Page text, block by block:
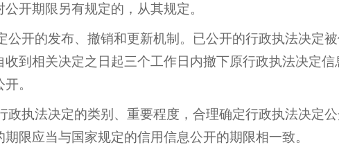
开期限另有规定的，从其规定。
公开的发布、撤销和更新机制。已公开的行政执法决定
到相关决定之日起三个工作日内撤下原行政执法决定信
。
执法决定的类别、重要程度，合理确定行政执法决定
限应当与国家规定的信用信息公开的期限相一致。